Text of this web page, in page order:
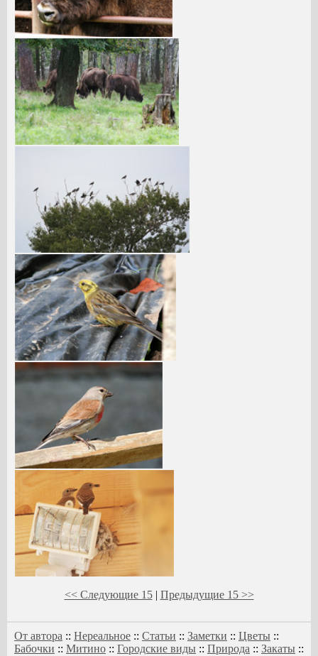
<< Следующие 15| Предыдущие 15 >>
От автора :: Нереальное :: Статьи :: Заметки :: Цветы ::
Бабочки :: Митино :: Городские виды :: Природа :: Закаты ::